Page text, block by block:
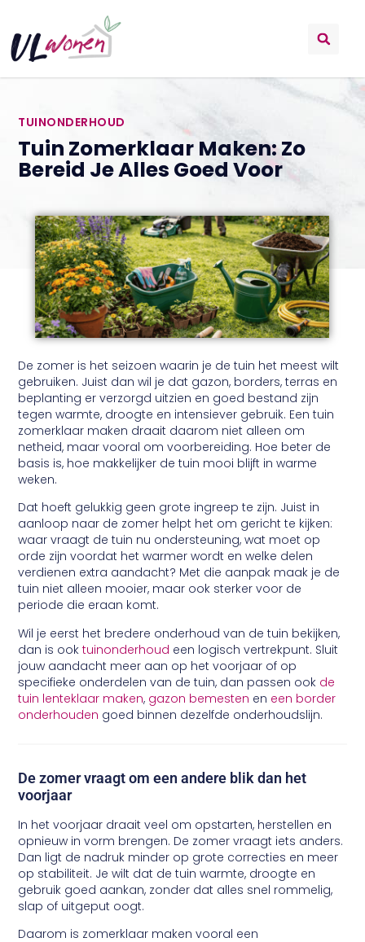
TUINONDERHOUD
Tuin Zomerklaar Maken: Zo
Bereid Je Alles Goed Voor
De zomer is het seizoen waarin je de tuin het meest wilt
gebruiken. Juist dan wil je dat gazon, borders, terras en
beplanting er verzorgd uitzien en goed bestand zijn
tegen warmte, droogte en intensiever gebruik. Een tuin
zomerklaar maken draait daarom niet alleen om
netheid, maar vooral om voorbereiding. Hoe beter de
basis is, hoe makkelijker de tuin mooi blijft in warme
weken.
Dat hoeft gelukkig geen grote ingreep te zijn. Juist in
aanloop naar de zomer helpt het om gericht te kijken:
waar vraagt de tuin nu ondersteuning, wat moet op
orde zijn voordat het warmer wordt en welke delen
verdienen extra aandacht? Met die aanpak maak je de
tuin niet alleen mooier, maar ook sterker voor de
periode die eraan komt.
Wil je eerst het bredere onderhoud van de tuin bekijken,
dan is ooktuinonderhoud een logisch vertrekpunt. Sluit
jouw aandacht meer aan op het voorjaar of op
specifieke onderdelen van de tuin, dan passen ook de
tuin lenteklaar maken, gazon bemesten en een border
onderhouden goed binnen dezelfde onderhoudslijn.
De zomer vraagt om een andere blik dan het
voorjaar
In het voorjaar draait veel om opstarten, herstellen en
opnieuw in vorm brengen. De zomer vraagt iets anders.
Dan ligt de nadruk minder op grote correcties en meer
op stabiliteit. Je wilt dat de tuin warmte, droogte en
gebruik goed aankan, zonder dat alles snel rommelig,
slap of uitgeput oogt.
Daarom is zomerklaar maken vooral een